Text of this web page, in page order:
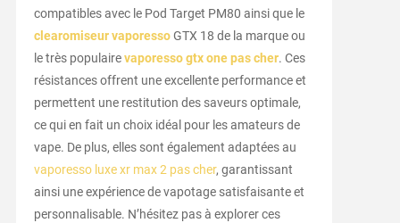
compatibles avec le Pod Target PM80 ainsi que le
clearomiseur vaporessoGTX 18 de la marque ou
le très populairevaporesso gtx one pas cher. Ces
résistances offrent une excellente performance et
permettent une restitution des saveurs optimale,
ce qui en fait un choix idéal pour les amateurs de
vape. De plus, elles sont également adaptées au
vaporesso luxe xr max 2 pas cher, garantissant
ainsi une expérience de vapotage satisfaisante et
personnalisable. N’hésitez pas à explorer ces